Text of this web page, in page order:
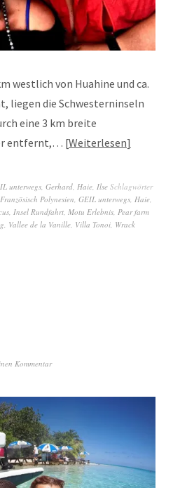
westlich von Huahine und ca.
liegen die Schwesterninseln
eine 3 km breite
entfernt,… Weiterlesen
unterwegs, Gerhard, Haie, Ilse Schlagwörter
Französisch Polynesien, GEIL unterwegs, Haie,
, Insel Rundfahrt, Motu Erlebnis, Pear farm
, Vallee de la Vanille, Villa Tonoi, Wrack
Kommentar